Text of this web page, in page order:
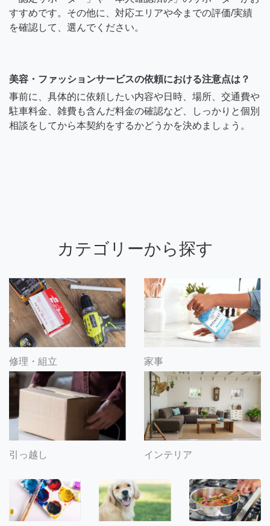
すすめです。その他に、対応エリアや今までの評価/実績
を確認して、選んでください。
美容・ファッションサービスの依頼における注意点は？
事前に、具体的に依頼したい内容や日時、場所、交通費や
駐車料金、雑費も含んだ料金の確認など、しっかりと個別
相談をしてから本契約をするかどうかを決めましょう。
カテゴリーから探す
修理・組立 家事
引っ越し インテリア